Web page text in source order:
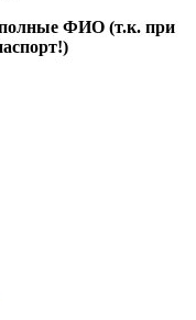
полные ФИО (т.к. при